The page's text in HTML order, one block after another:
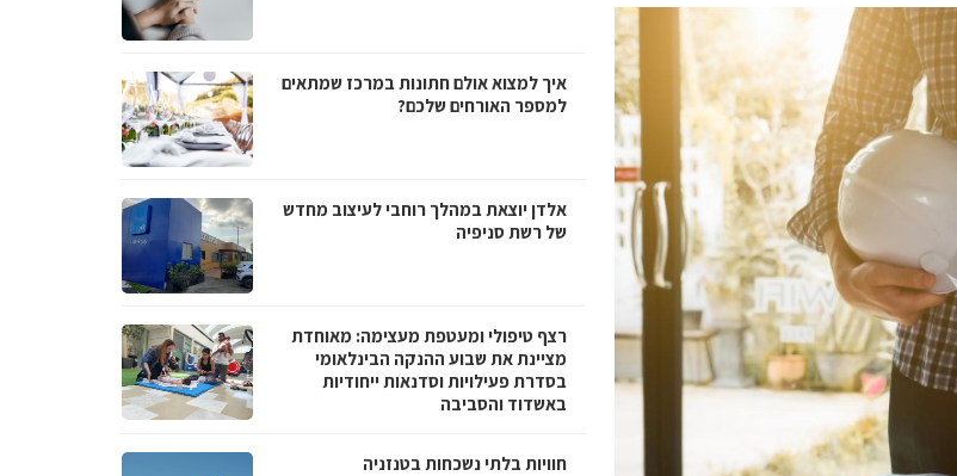
איך למצוא אולם חתונות במרכז שמתאים
למספר האורחים שלכם?
אלדן יוצאת במהלך רוחבי לעיצוב מחדש
של רשת סניפיה
רצף טיפולי ומעטפת מעצימה: מאוחדת
מציינת את שבוע ההנקה הבינלאומי
בסדרת פעילויות וסדנאות ייחודיות
באשדוד והסביבה
חוויות בלתי נשכחות בטנזניה